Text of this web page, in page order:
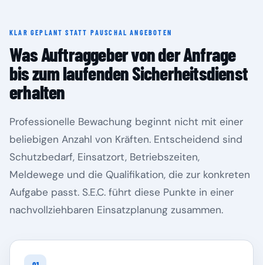
KLAR GEPLANT STATT PAUSCHAL ANGEBOTEN
Was Auftraggeber von der Anfrage
bis zum laufenden Sicherheitsdienst
erhalten
Professionelle Bewachung beginnt nicht mit einer
beliebigen Anzahl von Kräften. Entscheidend sind
Schutzbedarf, Einsatzort, Betriebszeiten,
Meldewege und die Qualifikation, die zur konkreten
Aufgabe passt. S.E.C. führt diese Punkte in einer
nachvollziehbaren Einsatzplanung zusammen.